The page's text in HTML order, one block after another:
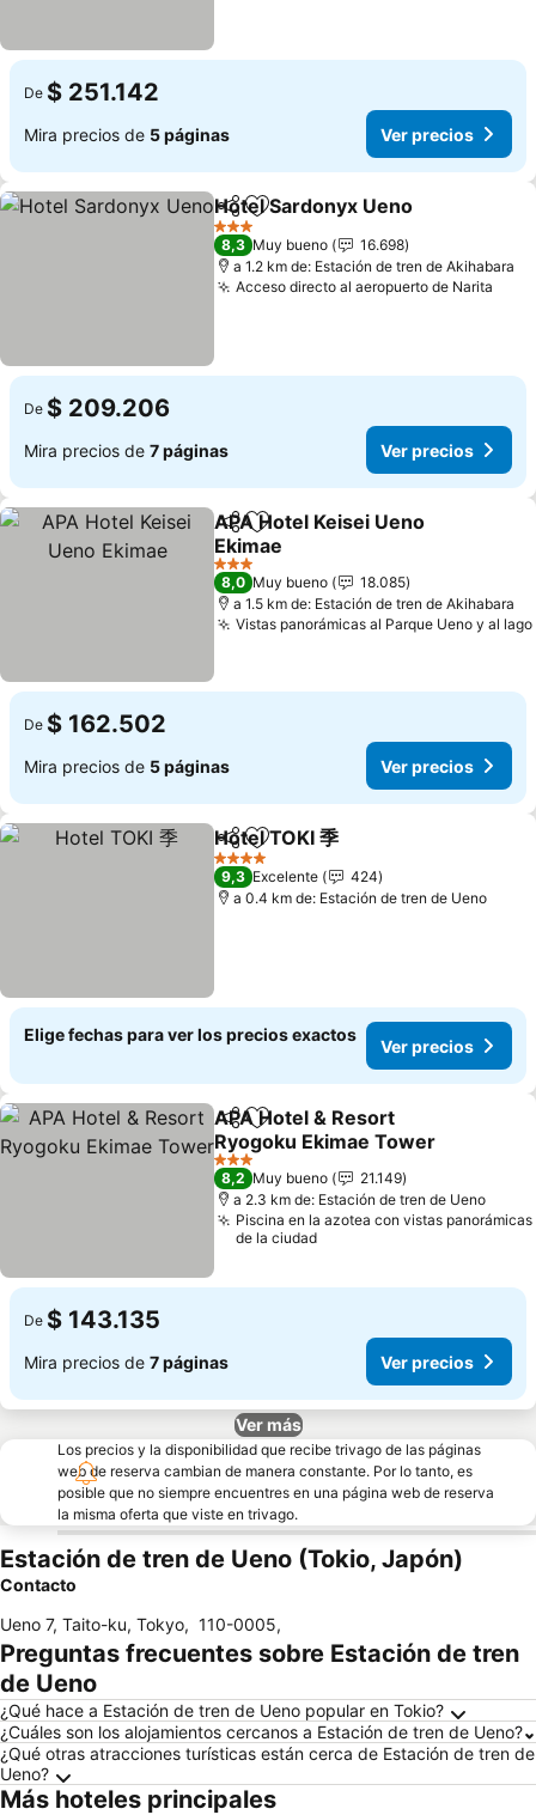
De $ 251.142
Mira precios de 5 páginas Ver precios
CompartirAgregar a favoritos
Hotel Sardonyx Ueno
3 Estrellas
8,3 Muy bueno
16.698
a 1.2 km de: Estación de tren de Akihabara
Acceso directo al aeropuerto de Narita
De $ 209.206
Mira precios de 7 páginas Ver precios
CompartirAgregar a favoritos
APA Hotel Keisei Ueno
Ekimae
Ver precios
3 Estrellas
8,0 Muy bueno
18.085
a 1.5 km de: Estación de tren de Akihabara
Vistas panorámicas al Parque Ueno y al lago
De $ 162.502
Mira precios de 5 páginas Ver precios
CompartirAgregar a favoritos
Hotel TOKI 季
4 Estrellas
9,3 Excelente
424
a 0.4 km de: Estación de tren de Ueno
Elige fechas para ver los precios exactos
Ver precios
CompartirAgregar a favoritos
APA Hotel & Resort
Ryogoku Ekimae Tower
Ver precios
3 Estrellas
8,2 Muy bueno
21.149
a 2.3 km de: Estación de tren de Ueno
Piscina en la azotea con vistas panorámicas
de la ciudad
De $ 143.135
Mira precios de 7 páginas Ver precios
Ver más
Los precios y la disponibilidad que recibe trivago de las páginas
web de reserva cambian de manera constante. Por lo tanto, es
posible que no siempre encuentres en una página web de reserva
la misma oferta que viste en trivago.
Estación de tren de Ueno (Tokio, Japón)
Contacto
Ueno 7, Taito-ku, Tokyo, 110-0005,
Preguntas frecuentes sobre Estación de tren
de Ueno
¿Qué hace a Estación de tren de Ueno popular en Tokio?
¿Cuáles son los alojamientos cercanos a Estación de tren de Ueno?
¿Qué otras atracciones turísticas están cerca de Estación de tren de
Ueno?
Más hoteles principales